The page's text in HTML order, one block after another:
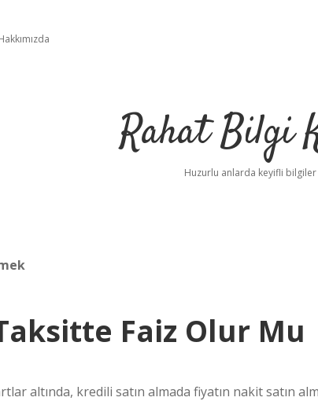
Rahat Bilgi
Huzurlu anlarda keyifli bilgiler
Faiz Olur Mu
altında, kredili satın almada fiyatın nakit satın